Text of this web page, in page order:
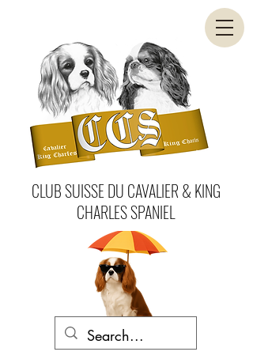
CLUB SUISSE DU CAVALIER & KING
CHARLES SPANIEL